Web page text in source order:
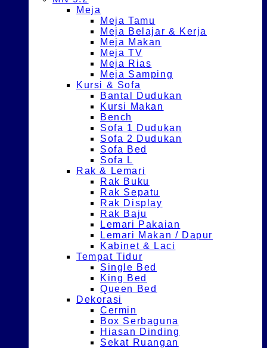
Meja
Meja Tamu
Meja Belajar & Kerja
Meja Makan
Meja TV
Meja Rias
Meja Samping
Kursi & Sofa
Bantal Dudukan
Kursi Makan
Bench
Sofa 1 Dudukan
Sofa 2 Dudukan
Sofa Bed
Sofa L
Rak & Lemari
Rak Buku
Rak Sepatu
Rak Display
Rak Baju
Lemari Pakaian
Lemari Makan / Dapur
Kabinet & Laci
Tempat Tidur
Single Bed
King Bed
Queen Bed
Dekorasi
Cermin
Box Serbaguna
Hiasan Dinding
Sekat Ruangan